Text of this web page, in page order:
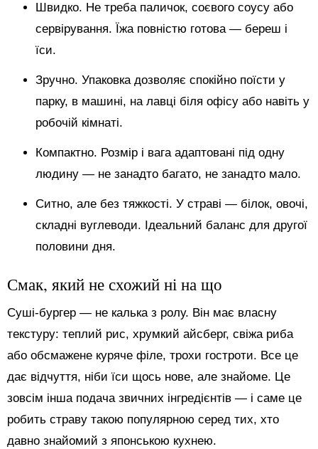
Швидко. Не треба паличок, соєвого соусу або
сервірування. Їжа повністю готова — береш і
їси.
Зручно. Упаковка дозволяє спокійно поїсти у
парку, в машині, на лавці біля офісу або навіть у
робочій кімнаті.
Компактно. Розмір і вага адаптовані під одну
людину — не занадто багато, не занадто мало.
Ситно, але без тяжкості. У страві — білок, овочі,
складні вуглеводи. Ідеальний баланс для другої
половини дня.
Смак, який не схожий ні на що
Суші-бургер — не калька з ролу. Він має власну
текстуру: теплий рис, хрумкий айсберг, свіжа риба
або обсмажене куряче філе, трохи гостроти. Все це
дає відчуття, ніби їси щось нове, але знайоме. Це
зовсім інша подача звичних інгредієнтів — і саме це
робить страву такою популярною серед тих, хто
давно знайомий з японською кухнею.